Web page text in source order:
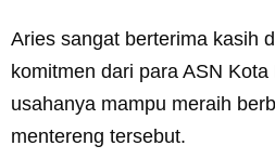
Aries sangat berterima kasih
komitmen dari para ASN
usahanya mampu meraih
mentereng tersebut.